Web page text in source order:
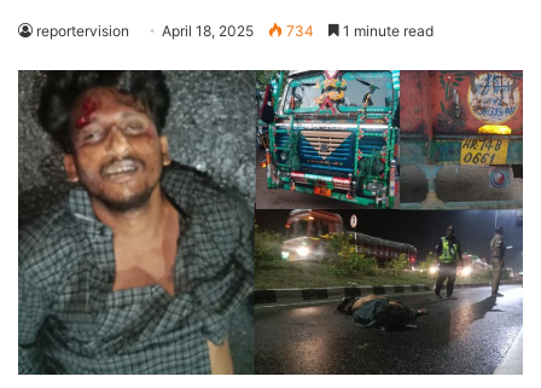
reportervision April 18, 2025 734 1 minute read